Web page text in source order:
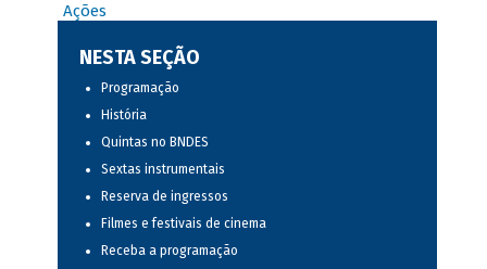
Ações
NESTA SEÇÃO
Programação
História
Quintas no BNDES
Sextas instrumentais
Reserva de ingressos
Filmes e festivais de cinema
Receba a programação